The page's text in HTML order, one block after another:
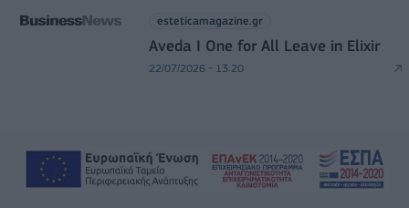
esteticamagazine.gr
Aveda I One for All Leave in Elixir
22/07/2026 - 13:20